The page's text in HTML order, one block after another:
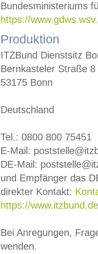
Bundesministeriums
https://
Produktion
ITZBund Dienstsitz
Bernkasteler Straße 8
53175 Bonn
Deutschland
Tel.: 0800 800 75451
E-Mail:
DE-Mail:
und Empfänger das
direkter Kontakt:
https://
Bei Anregungen,
wenden.